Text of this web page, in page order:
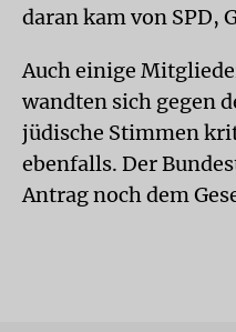
daran kam von SPD,
Auch einige
wandten sich gegen
jüdische Stimmen
ebenfalls. Der
Antrag noch dem